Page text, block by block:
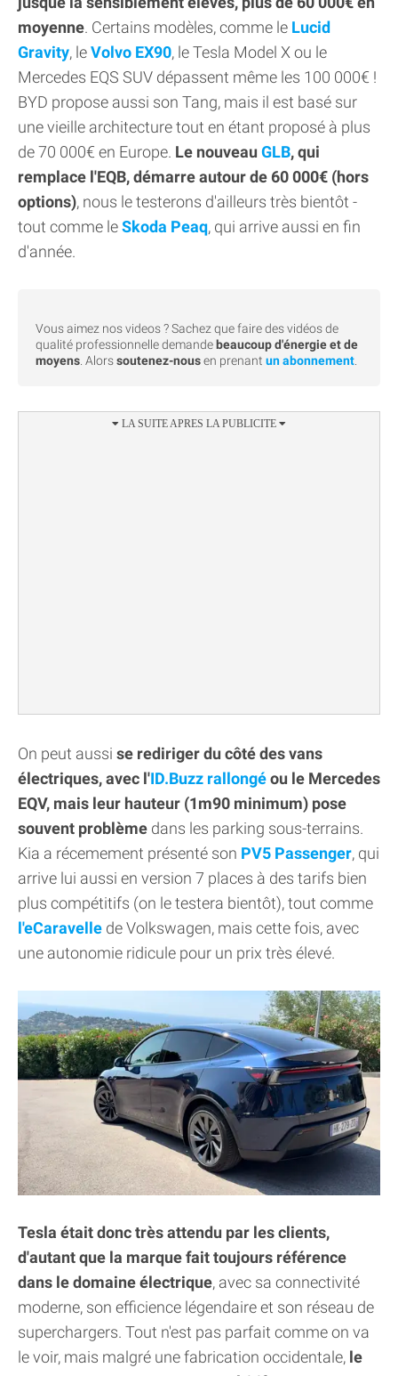
moyenne. Certains modèles, comme le Lucid
Gravity, leVolvo EX90, le Tesla Model X ou le
Mercedes EQS SUV dépassent même les 100 000€ !
BYD propose aussi son Tang, mais il est basé sur
une vieille architecture tout en étant proposé à plus
de 70 000€ en Europe. Le nouveau GLB, qui
remplace l'EQB, démarre autour de 60 000€ (hors
options), nous le testerons d'ailleurs très bientôt -
tout comme leSkoda Peaq, qui arrive aussi en fin
d'année.
Vous aimez nos videos ? Sachez que faire des vidéos de
qualité professionnelle demande beaucoup d'énergie et de
moyens. Alorssoutenez-nousen prenant un abonnement.
On peut aussi se rediriger du côté des vans
électriques, avec l'ID.Buzz rallongéou le Mercedes
EQV, mais leur hauteur (1m90 minimum) pose
souvent problème dans les parking sous-terrains.
Kia a récemement présenté son PV5 Passenger, qui
arrive lui aussi en version 7 places à des tarifs bien
plus compétitifs (on le testera bientôt), tout comme
l'eCaravelle de Volkswagen, mais cette fois, avec
une autonomie ridicule pour un prix très élevé.
Tesla était donc très attendu par les clients,
d'autant que la marque fait toujours référence
dans le domaine électrique, avec sa connectivité
moderne, son efficience légendaire et son réseau de
superchargers. Tout n'est pas parfait comme on va
le voir, mais malgré une fabrication occidentale, le